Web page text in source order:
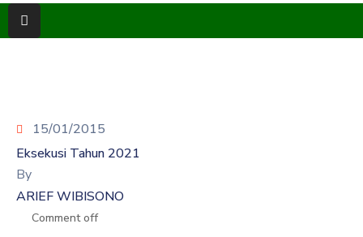
PENGADILAN
PUBLIK
KINERJA
15/01/2015
Eksekusi Tahun 2021
By
ARIEF WIBISONO
Comment off